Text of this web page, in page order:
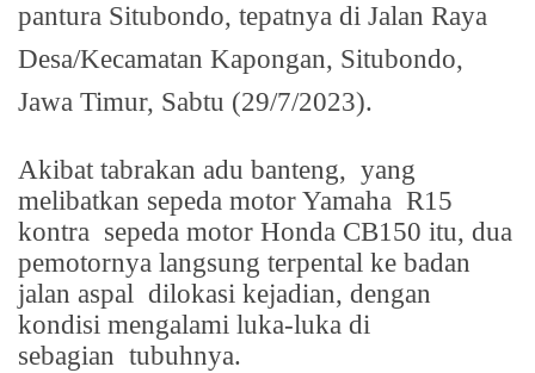
pantura Situbondo, tepatnya di Jalan Raya
Desa/Kecamatan Kapongan, Situbondo,
Jawa Timur, Sabtu (29/7/2023).
Akibat tabrakan adu banteng, yang
melibatkan sepeda motor Yamaha R15
kontra sepeda motor Honda CB150 itu, dua
pemotornya langsung terpental ke badan
jalan aspal dilokasi kejadian, dengan
kondisi mengalami luka-luka di
sebagian tubuhnya.